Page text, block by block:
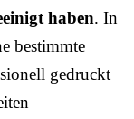
haben. In
bestimmte
gedruckt